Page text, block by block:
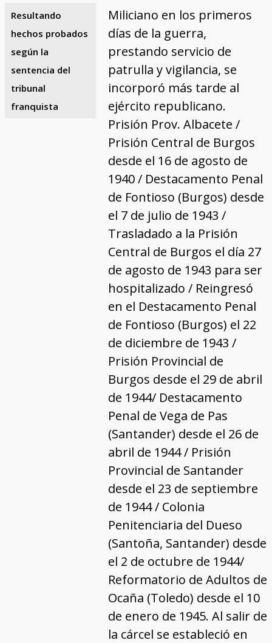
Resultando
hechos probados
según la
sentencia del
tribunal
franquista
Miliciano en los primeros
días de la guerra,
prestando servicio de
patrulla y vigilancia, se
incorporó más tarde al
ejército republicano.
Prisión Prov. Albacete /
Prisión Central de Burgos
desde el 16 de agosto de
1940 / Destacamento Penal
de Fontioso (Burgos) desde
el 7 de julio de 1943 /
Trasladado a la Prisión
Central de Burgos el día 27
de agosto de 1943 para ser
hospitalizado / Reingresó
en el Destacamento Penal
de Fontioso (Burgos) el 22
de diciembre de 1943 /
Prisión Provincial de
Burgos desde el 29 de abril
de 1944/ Destacamento
Penal de Vega de Pas
(Santander) desde el 26 de
abril de 1944 / Prisión
Provincial de Santander
desde el 23 de septiembre
de 1944 / Colonia
Penitenciaria del Dueso
(Santoña, Santander) desde
el 2 de octubre de 1944/
Reformatorio de Adultos de
Ocaña (Toledo) desde el 10
de enero de 1945. Al salir de
la cárcel se estableció en